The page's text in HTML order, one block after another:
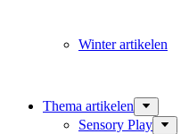
Winter artikelen
Thema artikelen
Sensory Play